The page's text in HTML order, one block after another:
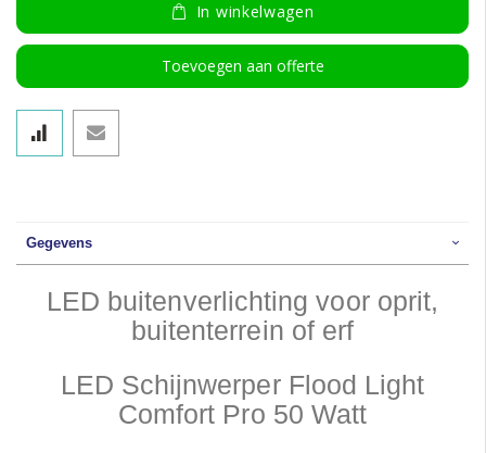
In winkelwagen
Toevoegen aan offerte
Gegevens
LED buitenverlichting voor oprit,
buitenterrein of erf
LED Schijnwerper Flood Light
Comfort Pro 50 Watt